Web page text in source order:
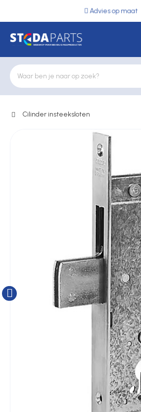
Advies op maat
Deurbeslag
Elektrische vergrendeling
Poortonderdelen
Pulsgevers
Cilinder insteeksloten